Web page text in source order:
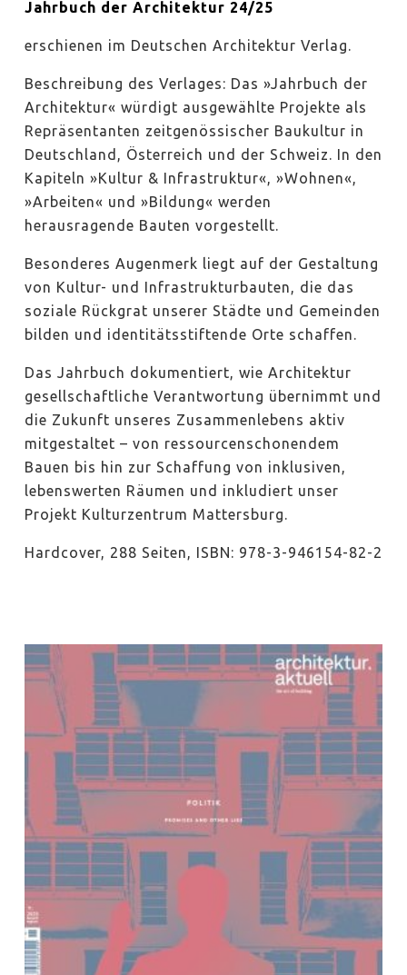
Jahrbuch der Architektur 24/25
erschienen im Deutschen Architektur Verlag.
Beschreibung des Verlages: Das »Jahrbuch der
Architektur« würdigt ausgewählte Projekte als
Repräsentanten zeitgenössischer Baukultur in
Deutschland, Österreich und der Schweiz. In den
Kapiteln »Kultur & Infrastruktur«, »Wohnen«,
»Arbeiten« und »Bildung« werden
herausragende Bauten vorgestellt.
Besonderes Augenmerk liegt auf der Gestaltung
von Kultur- und Infrastrukturbauten, die das
soziale Rückgrat unserer Städte und Gemeinden
bilden und identitätsstiftende Orte schaffen.
Das Jahrbuch dokumentiert, wie Architektur
gesellschaftliche Verantwortung übernimmt und
die Zukunft unseres Zusammenlebens aktiv
mitgestaltet – von ressourcenschonendem
Bauen bis hin zur Schaffung von inklusiven,
lebenswerten Räumen und inkludiert unser
Projekt Kulturzentrum Mattersburg.
Hardcover, 288 Seiten, ISBN: 978-3-946154-82-2